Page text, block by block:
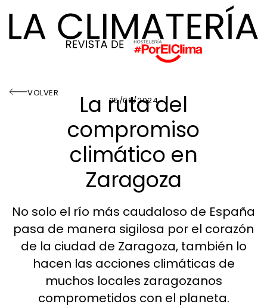
VOLVER
25/06/2024
La ruta del
compromiso
climático en
Zaragoza
No solo el río más caudaloso de España
pasa de manera sigilosa por el corazón
de la ciudad de Zaragoza, también lo
hacen las acciones climáticas de
muchos locales zaragozanos
comprometidos con el planeta.